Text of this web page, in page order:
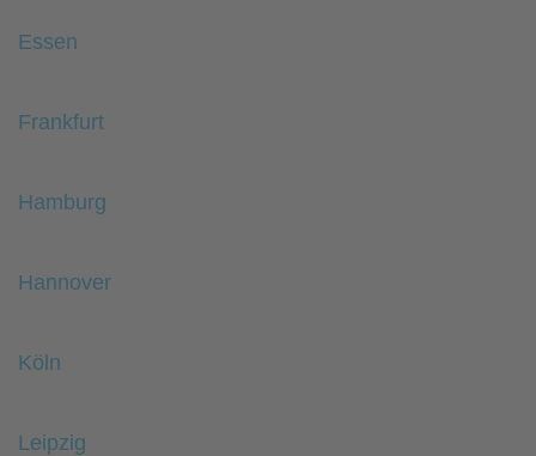
Essen
Frankfurt
Hamburg
Hannover
Köln
Leipzig